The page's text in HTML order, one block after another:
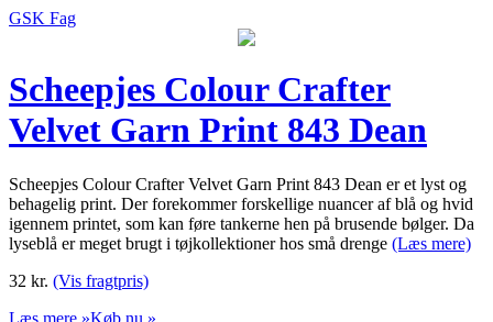
GSK Fag
Scheepjes Colour Crafter
Velvet Garn Print 843 Dean
Scheepjes Colour Crafter Velvet Garn Print 843 Dean er et lyst og
behagelig print. Der forekommer forskellige nuancer af blå og hvid
igennem printet, som kan føre tankerne hen på brusende bølger. Da
lyseblå er meget brugt i tøjkollektioner hos små drenge (Læs mere)
32 kr. (Vis fragtpris)
Læs mere »Køb nu »